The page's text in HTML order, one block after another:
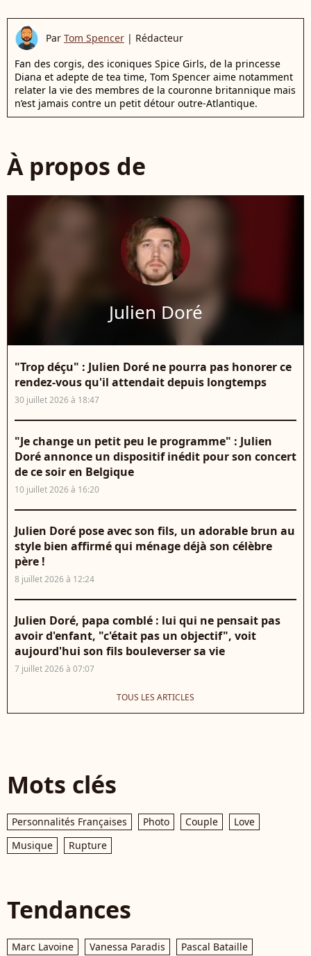
Par Tom Spencer | Rédacteur
Fan des corgis, des iconiques Spice Girls, de la princesse
Diana et adepte de tea time, Tom Spencer aime notamment
relater la vie des membres de la couronne britannique mais
n’est jamais contre un petit détour outre-Atlantique.
À propos de
Julien Doré
"Trop déçu" : Julien Doré ne pourra pas honorer ce
rendez-vous qu'il attendait depuis longtemps
30 juillet 2026 à 18:47
"Je change un petit peu le programme" : Julien
Doré annonce un dispositif inédit pour son concert
de ce soir en Belgique
10 juillet 2026 à 16:20
Julien Doré pose avec son fils, un adorable brun au
style bien affirmé qui ménage déjà son célèbre
père !
8 juillet 2026 à 12:24
Julien Doré, papa comblé : lui qui ne pensait pas
avoir d'enfant, "c'était pas un objectif", voit
aujourd'hui son fils bouleverser sa vie
7 juillet 2026 à 07:07
TOUS LES ARTICLES
Mots clés
Personnalités Françaises Photo Couple
Love
Musique
Rupture
Tendances
Marc Lavoine Vanessa Paradis
Pascal Bataille